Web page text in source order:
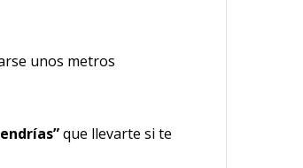
unos metros
que llevarte si te